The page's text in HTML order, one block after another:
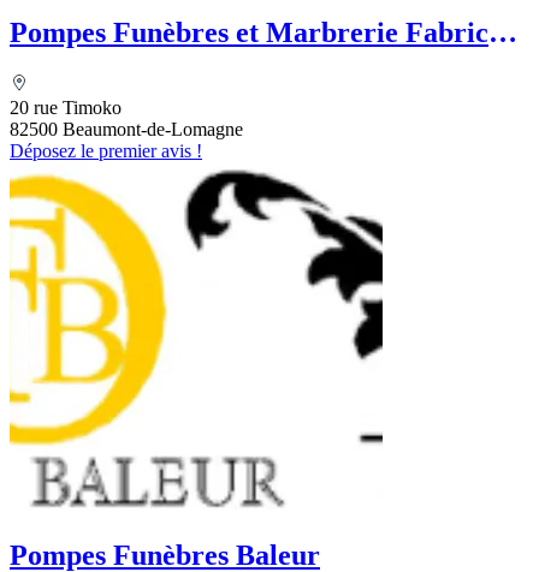
Pompes Funèbres et Marbrerie Fabrice
20 rue Timoko
82500 Beaumont-de-Lomagne
Déposez le premier avis !
Pompes Funèbres Baleur